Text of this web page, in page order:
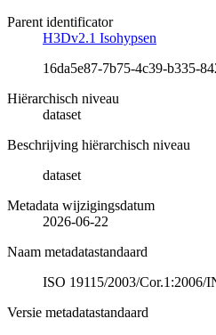
Parent identificator
H3Dv2.1 Isohypsen
16da5e87-7b75-4c39-b335-
Hiërarchisch niveau
dataset
Beschrijving hiërarchisch niveau
dataset
Metadata wijzigingsdatum
2026-06-22
Naam metadatastandaard
ISO 19115/2003/Cor.1:2006/
Versie metadatastandaard